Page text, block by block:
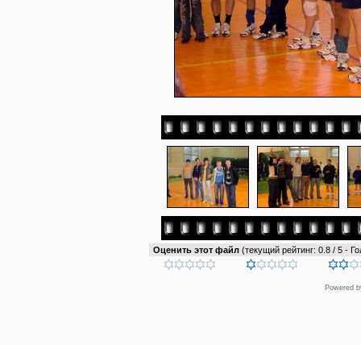
Оценить этот файл (текущий рейтинг: 0.8 / 5 -
Powered